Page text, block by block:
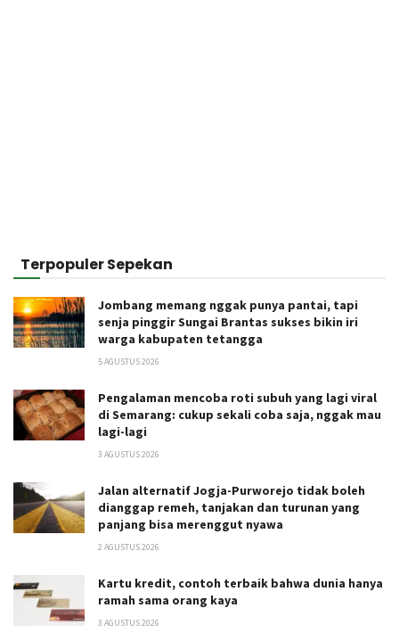
Terpopuler Sepekan
Jombang memang nggak punya pantai, tapi
senja pinggir Sungai Brantas sukses bikin iri
warga kabupaten tetangga
5 AGUSTUS 2026
Pengalaman mencoba roti subuh yang lagi viral
di Semarang: cukup sekali coba saja, nggak mau
lagi-lagi
3 AGUSTUS 2026
Jalan alternatif Jogja-Purworejo tidak boleh
dianggap remeh, tanjakan dan turunan yang
panjang bisa merenggut nyawa
2 AGUSTUS 2026
Kartu kredit, contoh terbaik bahwa dunia hanya
ramah sama orang kaya
3 AGUSTUS 2026